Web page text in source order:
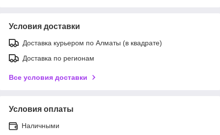
Условия доставки
Доставка курьером по Алматы (в квадрате)
Доставка по регионам
Все условия доставки
Условия оплаты
Наличными